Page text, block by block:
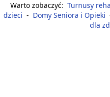
Warto zobaczyć: Turnusy
dzieci - Domy Seniora i Opieki
dla